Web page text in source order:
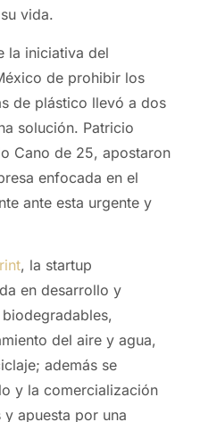
vida.
la iniciativa del
de prohibir los
de plástico llevó a dos
solución. Patricio
Cano de 25, apostaron
enfocada en el
ante esta urgente y
, la startup
en desarrollo y
del aire y agua,
además se
y la comercialización
apuesta por una